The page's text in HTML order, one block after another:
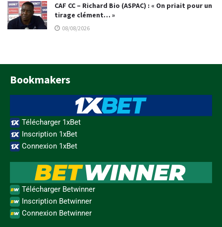
CAF CC – Richard Bio (ASPAC) : « On priait pour un
tirage clément… »
08/08/2026
Bookmakers
Télécharger 1xBet
Inscription 1xBet
Connexion 1xBet
Télécharger Betwinner
Inscription Betwinner
Connexion Betwinner